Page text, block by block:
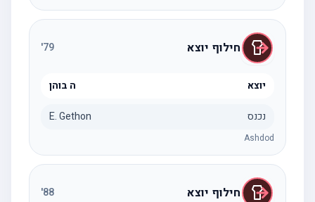
חילוף יוצא 79
'
יוצא ה בוהן
נכנס E. Gethon
Ashdod
חילוף יוצא 88
'